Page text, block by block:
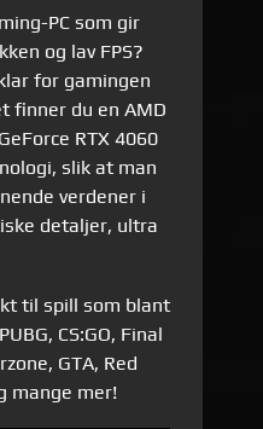
PC som gir
og lav FPS?
for gamingen
finner du en AMD
RTX 4060
slik at man
verdener i
detaljer, ultra
til spill som blant
CS:GO, Final
GTA, Red
mange mer!